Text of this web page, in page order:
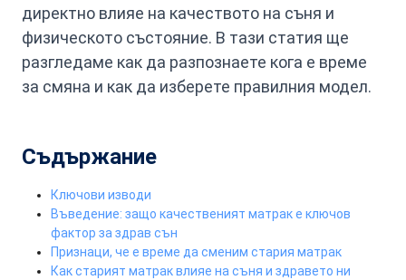
директно влияе на качеството на съня и
физическото състояние. В тази статия ще
разгледаме как да разпознаете кога е време
за смяна и как да изберете правилния модел.
Съдържание
Ключови изводи
Въведение: защо качественият матрак е ключов
фактор за здрав сън
Признаци, че е време да сменим стария матрак
Как старият матрак влияе на съня и здравето ни